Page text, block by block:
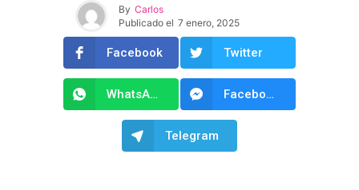
By Carlos
Publicado el 7 enero, 2025
Facebook Twitter
WhatsApp Facebook Messenger
Telegram